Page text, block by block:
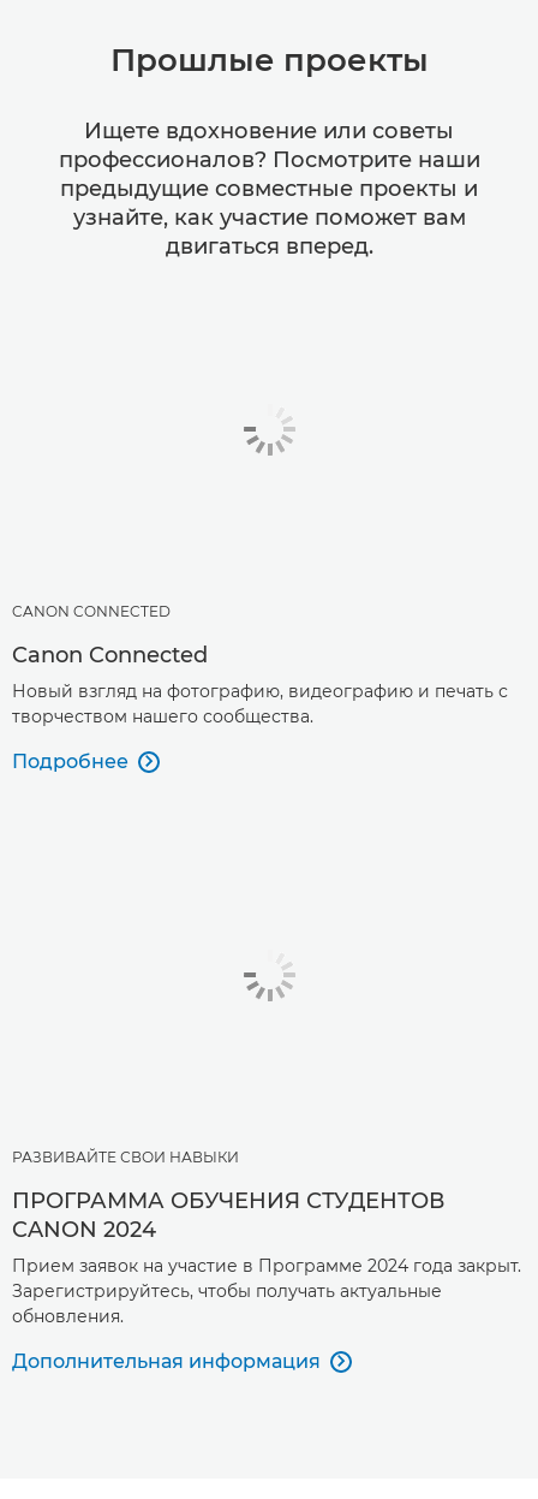
Прошлые проекты
Ищете вдохновение или советы
профессионалов? Посмотрите наши
предыдущие совместные проекты и
узнайте, как участие поможет вам
двигаться вперед.
CANON CONNECTED
Canon Connected
Новый взгляд на фотографию, видеографию и печать с
творчеством нашего сообщества.
Подробнее 
РАЗВИВАЙТЕ СВОИ НАВЫКИ
ПРОГРАММА ОБУЧЕНИЯ СТУДЕНТОВ
CANON 2024
Прием заявок на участие в Программе 2024 года закрыт.
Зарегистрируйтесь, чтобы получать актуальные
обновления.
Дополнительная информация 